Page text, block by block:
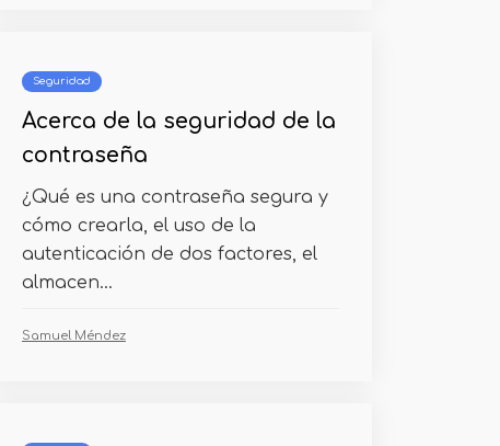
Seguridad
Acerca de la seguridad de la
contraseña
¿Qué es una contraseña segura y
cómo crearla, el uso de la
autenticación de dos factores, el
almacen...
Samuel Méndez